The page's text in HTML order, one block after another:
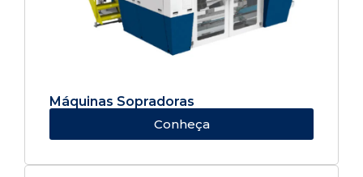
Máquinas Sopradoras
Conheça